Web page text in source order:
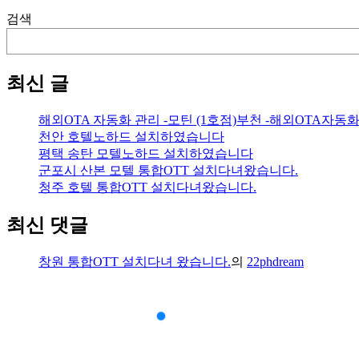
검색
최신 글
해외OTA 자동화 관리 -모틴 (1호점)부천 -해외OTA자동
천안 호텔노하드 설치하였습니다
평택 송탄 모텔노하드 설치하였습니다
군포시 산본 모텔 통합OTT 설치다녀왔습니다.
청주 호텔 통합OTT 설치다녀왔습니다.
최신 댓글
창원 통합OTT 설치다녀 왔습니다.의 22phdream